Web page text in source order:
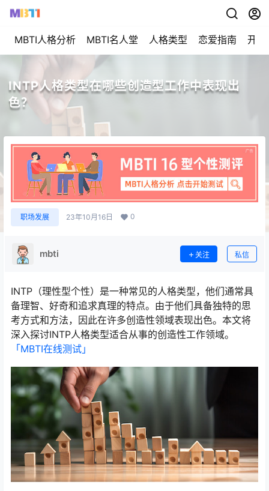
MBTI人格分析 MBTI名人堂 人格类型 恋爱指南 开始
INTP人格类型在哪些创造型工作中表现出
色？
职场发展 23年10月16日 0
mbti 关注 私信
INTP（理性型个性）是一种常见的人格类型，他们通常具
备理智、好奇和追求真理的特点。由于他们具备独特的思
考方式和方法，因此在许多创造性领域表现出色。本文将
深入探讨INTP人格类型适合从事的创造性工作领域。
「MBTI在线测试​」